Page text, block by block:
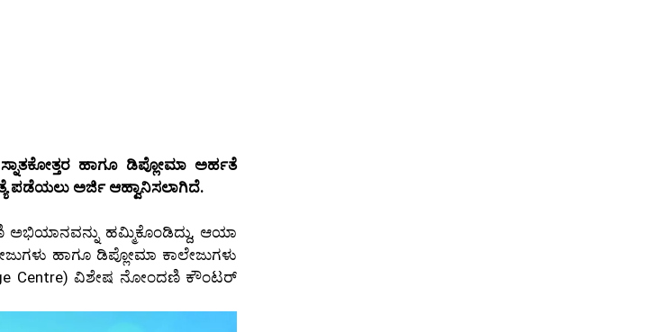
ಹಾಗೂ ಡಿಪ್ಲೋಮಾ ಅರ್ಹತೆ
ಪಡೆಯಲು ಅರ್ಜಿ ಆಹ್ವಾನಿಸಲಾಗಿದೆ.
ಹಮ್ಮಿಕೊಂಡಿದ್ದು, ಆಯಾ
ಹಾಗೂ ಡಿಪ್ಲೋಮಾ ಕಾಲೇಜುಗಳು
Centre) ವಿಶೇಷ ನೋಂದಣಿ ಕೌಂಟರ್